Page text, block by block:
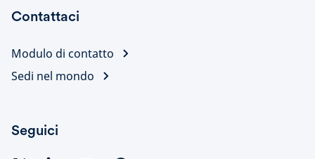
Contattaci
Modulo di contatto
Sedi nel mondo
Seguici